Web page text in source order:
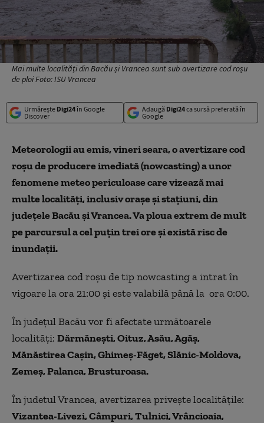
Mai multe localități din Bacău și Vrancea sunt sub avertizare cod roșu
de ploi Foto: ISU Vrancea
Urmărește Digi24în Google
Discover
Adaugă Digi24ca sursă preferată în
Google
Meteorologii au emis, vineri seara, o avertizare cod
roșu de producere imediată (nowcasting) a unor
fenomene meteo periculoase care vizează mai
multe localități, inclusiv orașe și stațiuni, din
județele Bacău și Vrancea. Va ploua extrem de mult
pe parcursul a cel puțin trei ore și există risc de
inundații.
Avertizarea cod roșu de tip nowcasting a intrat în
vigoare la ora 21:00 și este valabilă până la ora 0:00.
În județul Bacău vor fi afectate următoarele
localități: Dărmănești, Oituz, Asău, Agăș,
Mănăstirea Cașin, Ghimeș-Făget, Slănic-Moldova,
Zemeș, Palanca, Brusturoasa.
În judetul Vrancea, avertizarea privește localitățile:
Vizantea-Livezi, Câmpuri, Tulnici, Vrâncioaia,